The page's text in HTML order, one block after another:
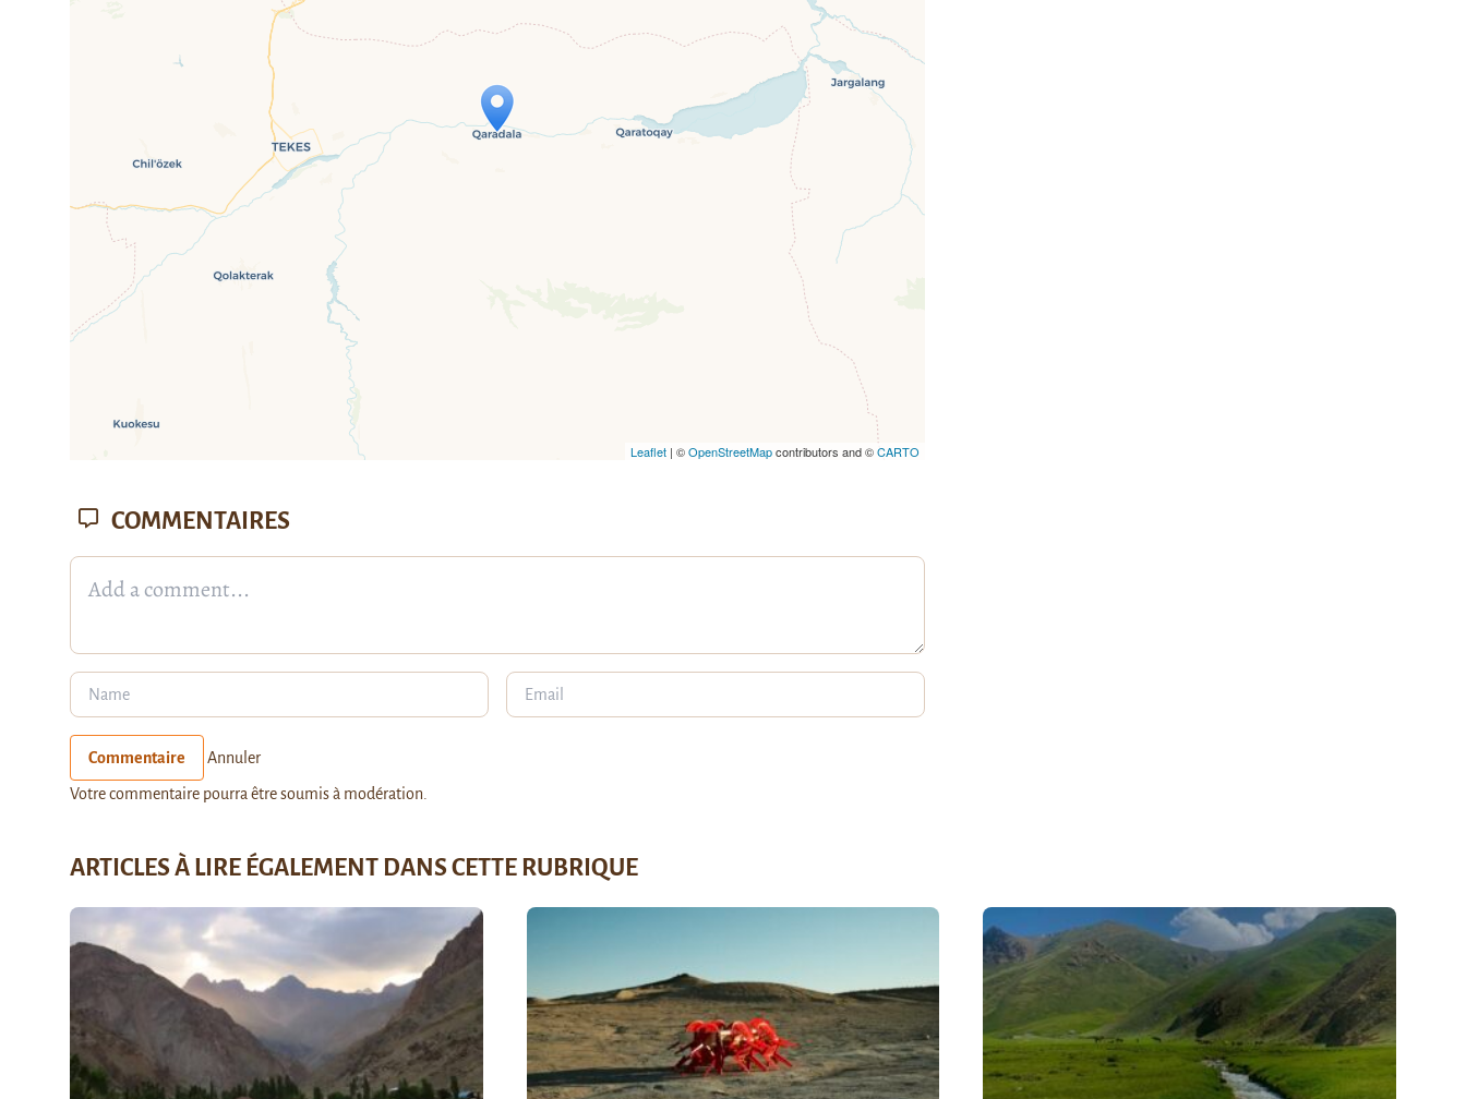
Travelers' Map is loading...
If you see this after your page is loaded completely, leafletJS files are
Leaflet | ©OpenStreetMapcontributors and ©CARTO
COMMENTAIRES
Commentaire Annuler
Votre commentaire pourra être soumis à modération.
ARTICLES À LIRE ÉGALEMENT DANS CETTE RUBRIQUE